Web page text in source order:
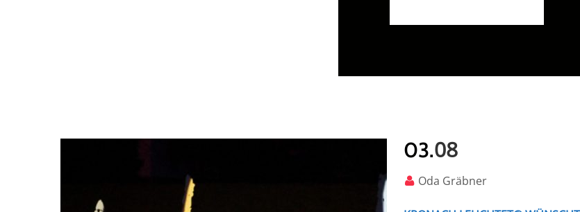
03.08
Oda Gräbner